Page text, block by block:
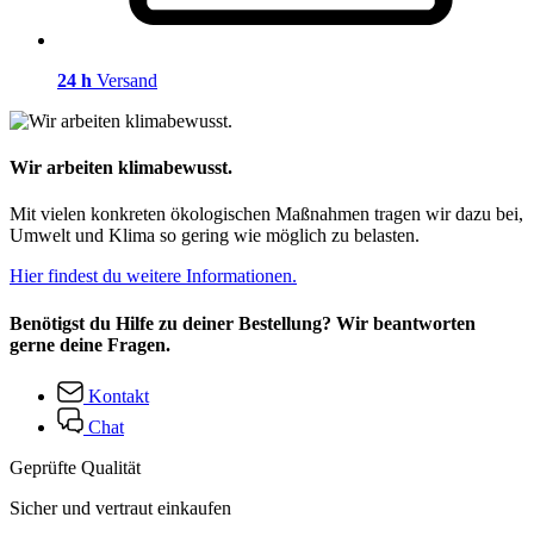
24 h Versand
Wir arbeiten klimabewusst.
Mit vielen konkreten ökologischen Maßnahmen tragen wir dazu bei,
Umwelt und Klima so gering wie möglich zu belasten.
Hier findest du weitere Informationen.
Benötigst du Hilfe zu deiner Bestellung? Wir beantworten
gerne deine Fragen.
Kontakt
Chat
Geprüfte Qualität
Sicher und vertraut einkaufen